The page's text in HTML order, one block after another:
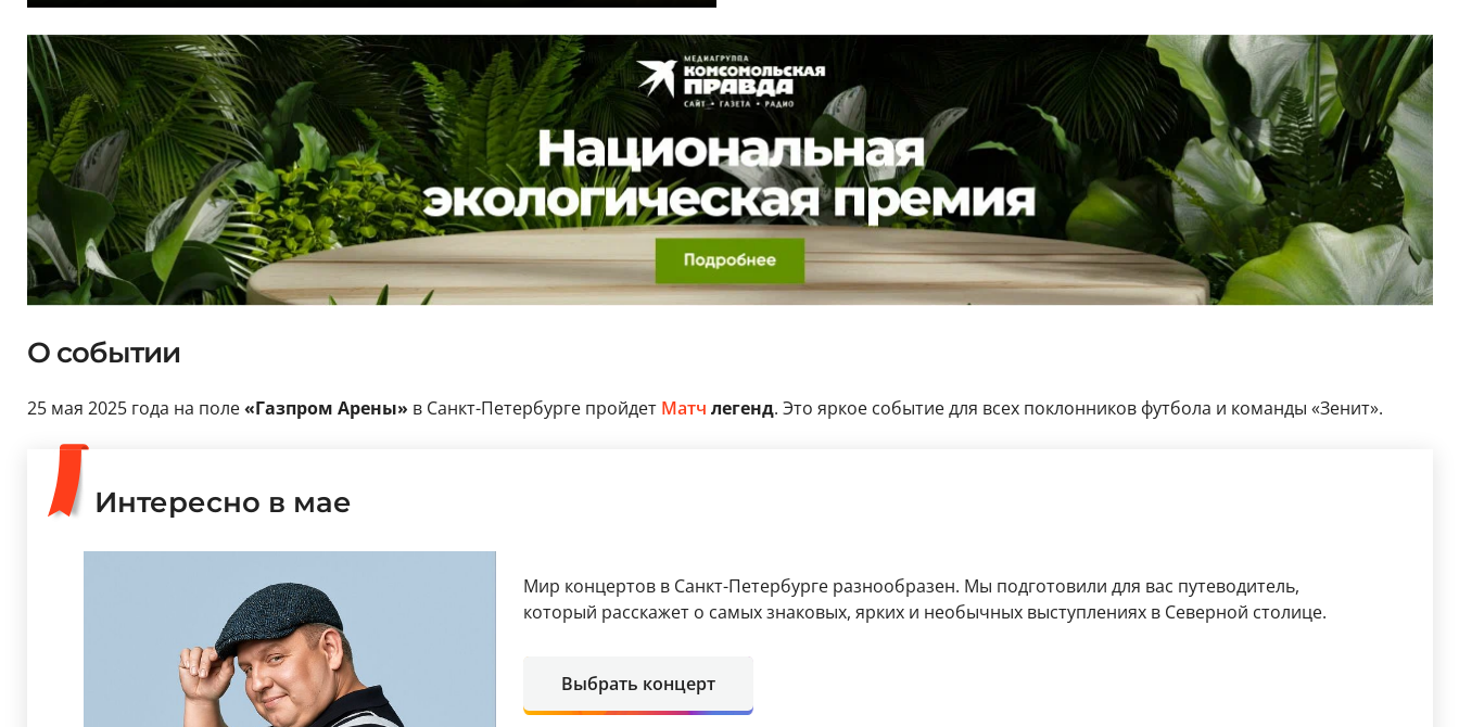
О событии
25 мая 2025 года на поле«Газпром Арены» в Санкт-Петербурге пройдет Матч легенд. Это яркое событие для всех поклонников футбола и команды «Зенит».
Интересно в мае
Мир концертов в Санкт-Петербурге разнообразен. Мы подготовили для вас путеводитель,
который расскажет о самых знаковых, ярких и необычных выступлениях в Северной столице.
Выбрать концерт